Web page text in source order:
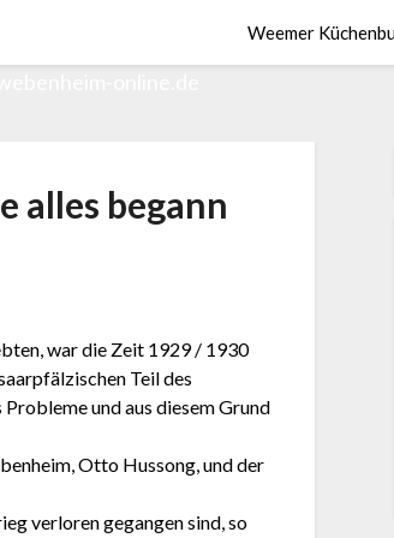
Weemer
alles begann
war die Zeit 1929 / 1930
Teil des
und aus diesem Grund
Otto Hussong, und der
verloren gegangen sind, so